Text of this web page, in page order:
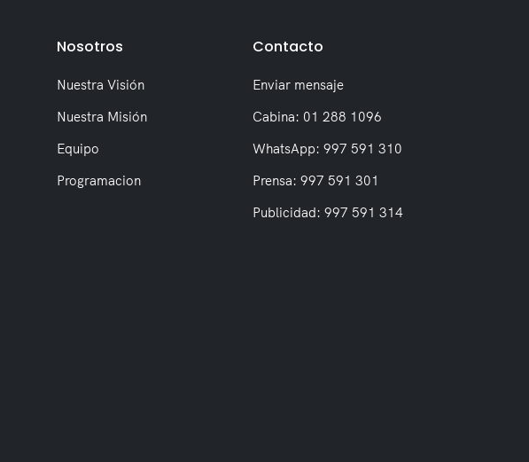
Nosotros
Nuestra Visión
Nuestra Misión
Equipo
Programacion
Contacto
Enviar mensaje
Cabina: 01 288 1096
WhatsApp: 997 591 310
Prensa: 997 591 301
Publicidad: 997 591 314